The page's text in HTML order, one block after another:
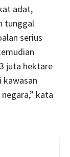
adat,
tunggal
serius
juta hektare
kawasan
kata